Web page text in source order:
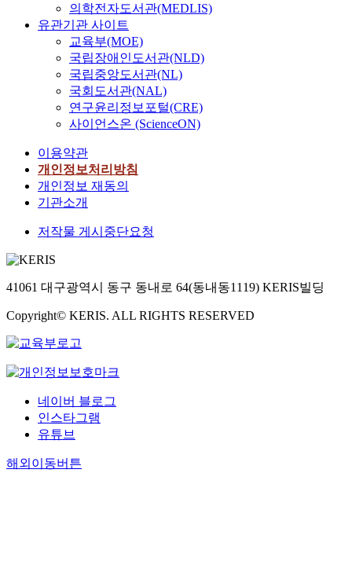
의학전자도서관(MEDLIS)
유관기관 사이트
교육부(MOE)
국립장애인도서관(NLD)
국립중앙도서관(NL)
국회도서관(NAL)
연구윤리정보포털(CRE)
사이언스온 (ScienceON)
이용약관
개인정보처리방침
개인정보 재동의
기관소개
저작물 게시중단요청
41061 대구광역시 동구 동내로 64(동내동1119) KERIS빌딩
Copyright© KERIS. ALL RIGHTS RESERVED
네이버 블로그
인스타그램
유튜브
해외이동버튼